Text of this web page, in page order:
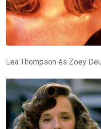
Lea Thompson és Zoey